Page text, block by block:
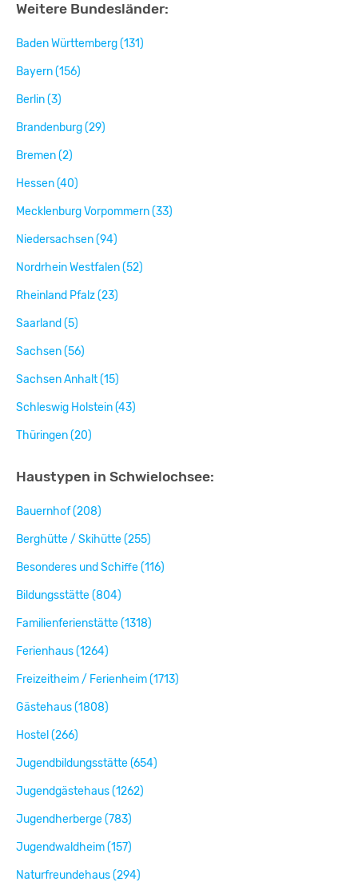
Weitere Bundesländer:
Baden Württemberg (131)
Bayern (156)
Berlin (3)
Brandenburg (29)
Bremen (2)
Hessen (40)
Mecklenburg Vorpommern (33)
Niedersachsen (94)
Nordrhein Westfalen (52)
Rheinland Pfalz (23)
Saarland (5)
Sachsen (56)
Sachsen Anhalt (15)
Schleswig Holstein (43)
Thüringen (20)
Haustypen in Schwielochsee:
Bauernhof (208)
Berghütte / Skihütte (255)
Besonderes und Schiffe (116)
Bildungsstätte (804)
Familienferienstätte (1318)
Ferienhaus (1264)
Freizeitheim / Ferienheim (1713)
Gästehaus (1808)
Hostel (266)
Jugendbildungsstätte (654)
Jugendgästehaus (1262)
Jugendherberge (783)
Jugendwaldheim (157)
Naturfreundehaus (294)